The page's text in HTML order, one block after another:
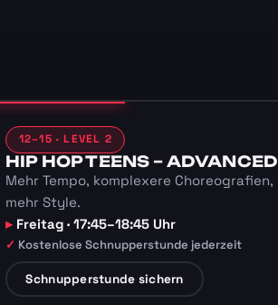
12–15 · LEVEL 2
HIP HOP TEENS – ADVANCED
Mehr Tempo, komplexere Choreografien,
mehr Style.
Freitag · 17:45–18:45 Uhr
Kostenlose Schnupperstunde jederzeit
Schnupperstunde sichern